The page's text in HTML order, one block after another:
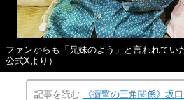
ファンからも「兄妹のよう」と言われてい
公式Xより）
記事を読む
《衝撃の三角関係》坂